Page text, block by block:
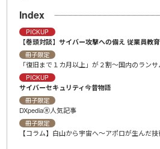
Index
PICKUP
【巻頭対談】サイバー攻撃への備え 従業員教
冊子限定
「復旧まで１カ月以上」が２割〜国内のラン
PICKUP
サイバーセキュリティ今昔物語
冊子限定
DXpediaⓇ人気記事
冊子限定
【コラム】白山から宇宙へ～アポロが生んだ